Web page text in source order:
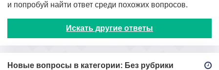
и попробуй найти ответ среди похожих вопросов.
Искать другие ответы
Новые вопросы в категории: Без рубрики